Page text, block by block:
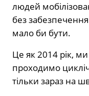
людей
без
мало би бути.
Це як 2014 рік,
проходимо
тільки зараз на